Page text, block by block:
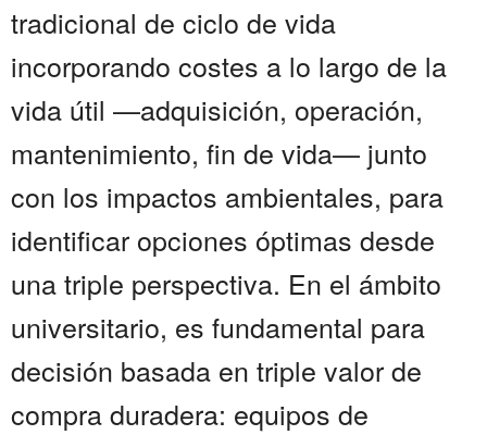
tradicional de ciclo de vida
incorporando costes a lo largo de la
vida útil —adquisición, operación,
mantenimiento, fin de vida— junto
con los impactos ambientales, para
identificar opciones óptimas desde
una triple perspectiva. En el ámbito
universitario, es fundamental para
decisión basada en triple valor de
compra duradera: equipos de